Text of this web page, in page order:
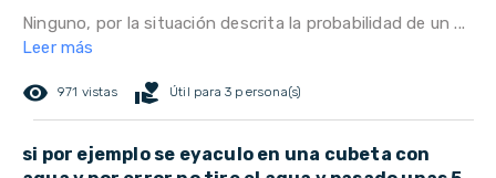
Ninguno, por la situación descrita la probabilidad de un ...
Leer más
remove_red_eye 971 vistas volunteer_activism Útil para 3 persona(s)
si por ejemplo se eyaculo en una cubeta con